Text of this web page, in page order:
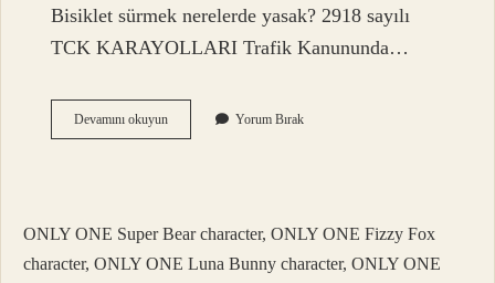
Bisiklet sürmek nerelerde yasak? 2918 sayılı
TCK KARAYOLLARI Trafik Kanununda…
Devamını okuyunOkul
Bahçesinde
Yorum Bırak
ONLY ONE Super Bear character, ONLY ONE Fizzy Fox
character, ONLY ONE Luna Bunny character, ONLY ONE